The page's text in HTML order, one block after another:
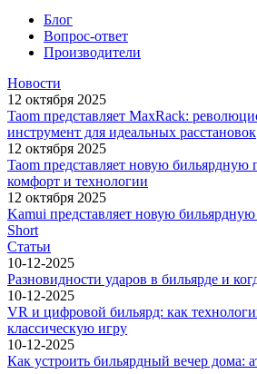
Блог
Вопрос-ответ
Производители
Новости
12 октября 2025
Taom представляет MaxRack:
инструмент для идеальных расстановок
12 октября 2025
Taom представляет новую бильярдную
комфорт и технологии
12 октября 2025
Kamui представляет новую
Short
Статьи
10-12-2025
Разновидности ударов в бильярде и
10-12-2025
VR и цифровой бильярд: как
классическую игру
10-12-2025
Как устроить бильярдный вечер дома: